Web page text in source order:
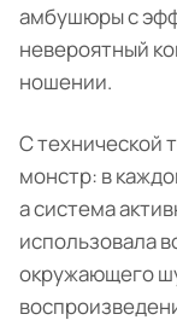
амбушюры с
невероятный
ношении.
С технической
монстр: в
а система
использовала
окружающего